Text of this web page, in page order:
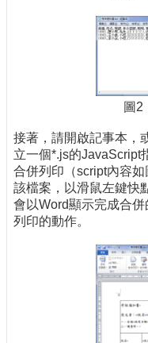
圖2
接著，請開啟記事本，
立一個*.js的JavaScript
合併列印（script內容
該檔案，以滑鼠左鍵快
會以Word顯示完成合
列印的動作。